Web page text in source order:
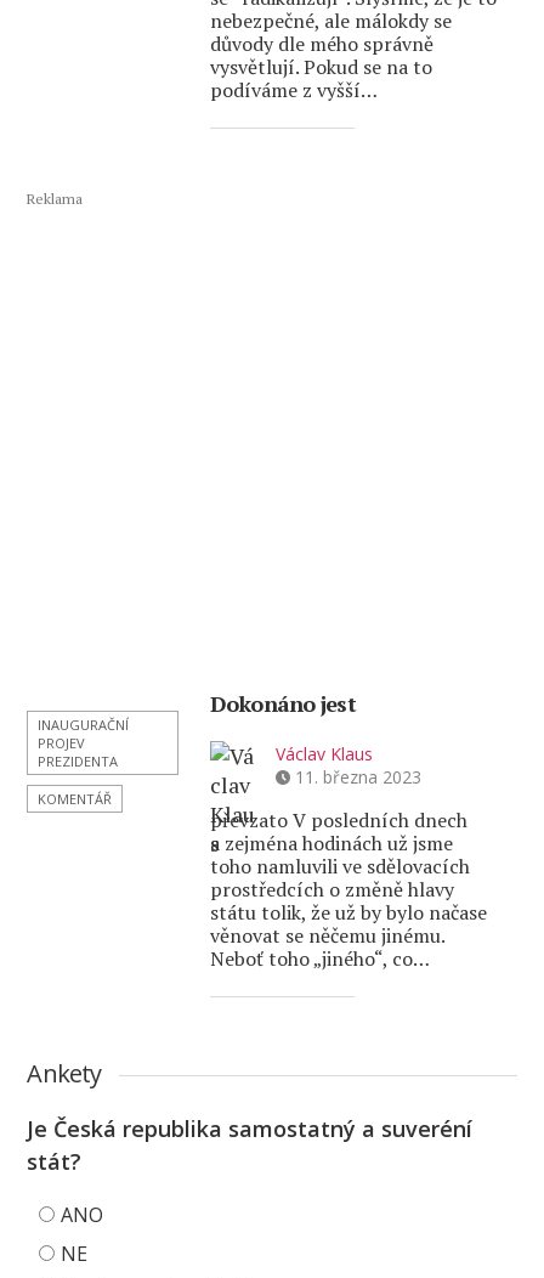
nebezpečné, ale málokdy se
důvody dle mého správně
vysvětlují. Pokud se na to
podíváme z vyšší…
Reklama
INAUGURAČNÍ
PROJEV
PREZIDENTA
KOMENTÁŘ
Dokonáno jest
Václav Klaus
11. března 2023
převzato V posledních dnech
a zejména hodinách už jsme
toho namluvili ve sdělovacích
prostředcích o změně hlavy
státu tolik, že už by bylo načase
věnovat se něčemu jinému.
Neboť toho „jiného“, co…
Ankety
Je Česká republika samostatný a suveréní
stát?
ANO
NE